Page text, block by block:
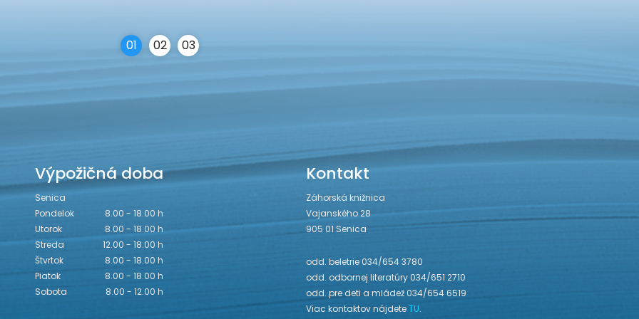
01 02 03
Výpožičná doba
Senica
Pondelok
8.00 - 18.00 h
Utorok
8.00 - 18.00 h
Streda
12.00 - 18.00 h
Štvrtok
8.00 - 18.00 h
Piatok
8.00 - 18.00 h
Sobota
8.00 - 12.00 h
Kontakt
Záhorská knižnica
Vajanského 28
905 01 Senica
odd. beletrie 034/654 3780
odd. odbornej literatúry 034/651 2710
odd. pre deti a mládež 034/654 6519
Viac kontaktov nájdeteTU.